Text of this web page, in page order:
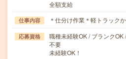
全額支給
仕事内容 ＊仕分け作業＊軽トラック
応募資格
職種未経験OK / ブランク
不要
未経験OK！